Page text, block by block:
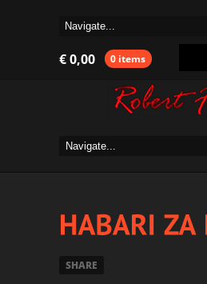
€0,00 0 items
SHARE